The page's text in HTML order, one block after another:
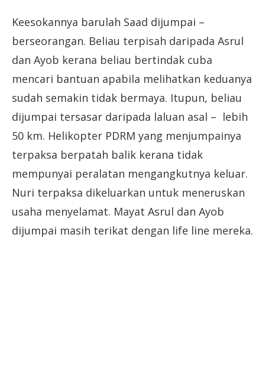
Keesokannya barulah Saad dijumpai –
berseorangan. Beliau terpisah daripada Asrul
dan Ayob kerana beliau bertindak cuba
mencari bantuan apabila melihatkan keduanya
sudah semakin tidak bermaya. Itupun, beliau
dijumpai tersasar daripada laluan asal – lebih
50 km. Helikopter PDRM yang menjumpainya
terpaksa berpatah balik kerana tidak
mempunyai peralatan mengangkutnya keluar.
Nuri terpaksa dikeluarkan untuk meneruskan
usaha menyelamat. Mayat Asrul dan Ayob
dijumpai masih terikat dengan life line mereka.